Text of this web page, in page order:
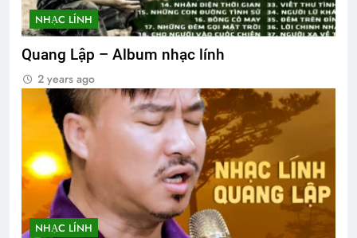
NHẠC LÍNH
Quang Lập – Album nhạc lính
2 years ago
NHẠC LÍNH